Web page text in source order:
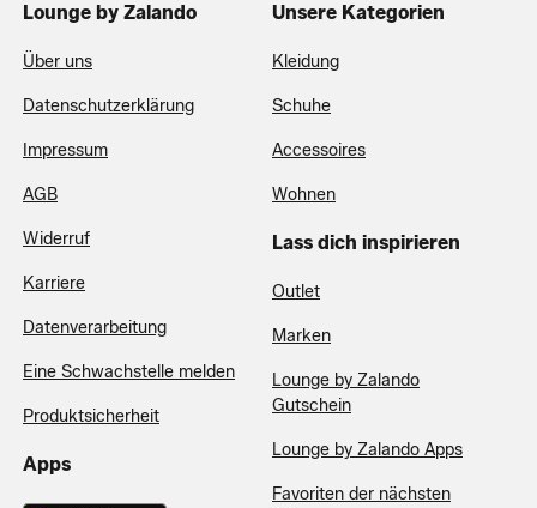
Lounge by Zalando
Über uns
Datenschutzerklärung
Impressum
AGB
Widerruf
Karriere
Datenverarbeitung
Eine Schwachstelle melden
Produktsicherheit
Apps
Unsere Kategorien
Kleidung
Schuhe
Accessoires
Wohnen
Lass dich inspirieren
Outlet
Marken
Lounge by Zalando
Gutschein
Lounge by Zalando Apps
Favoriten der nächsten